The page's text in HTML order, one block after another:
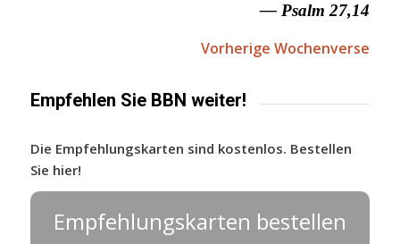
— Psalm 27,14
Vorherige Wochenverse
Empfehlen Sie BBN weiter!
Die Empfehlungskarten sind kostenlos. Bestellen
Sie hier!
Empfehlungskarten bestellen